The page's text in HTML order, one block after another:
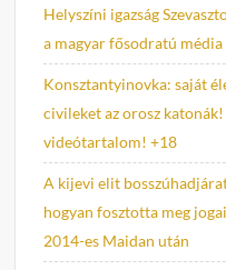
Helyszíni igazság
a magyar fősodratú
Konsztantyinovka: saját
civileket az orosz
videótartalom! +18
A kijevi elit
hogyan fosztotta meg
2014-es Maidan után